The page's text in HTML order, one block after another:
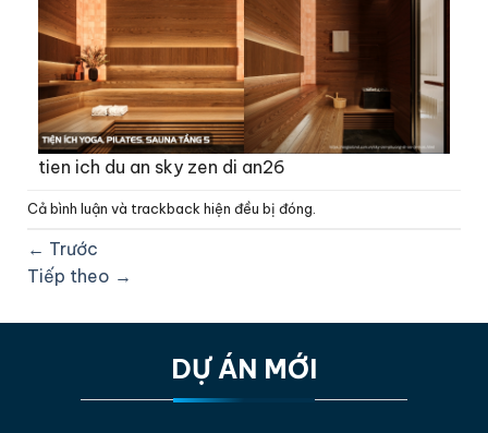
tien ich du an sky zen di an26
Cả bình luận và trackback hiện đều bị đóng.
← Trước
Tiếp theo →
DỰ ÁN MỚI